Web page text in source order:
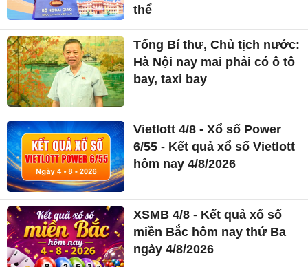
thể
Tổng Bí thư, Chủ tịch nước:
Hà Nội nay mai phải có ô tô
bay, taxi bay
Vietlott 4/8 - Xổ số Power
6/55 - Kết quả xổ số Vietlott
hôm nay 4/8/2026
XSMB 4/8 - Kết quả xổ số
miền Bắc hôm nay thứ Ba
ngày 4/8/2026